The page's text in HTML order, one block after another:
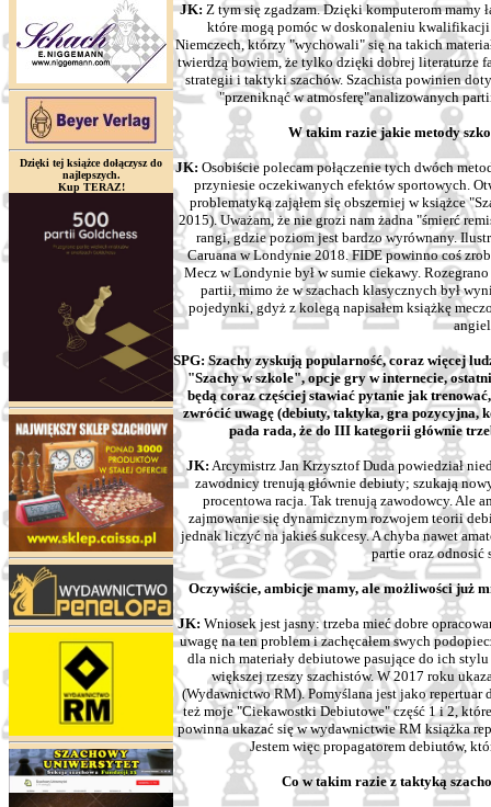
Dzięki tej książce dołączysz do
najlepszych.
Kup TERAZ!
JK: Z tym się zgadzam. Dzięki komputerom mamy
które mogą pomóc w doskonaleniu
Niemczech, którzy "wychowali" się na takich
twierdzą bowiem, że tylko dzięki dobrej literaturze
strategii i taktyki szachów. Szachista powinien
"przeniknąć w atmosferę"analizowanych
W takim razie jakie metody
JK: Osobiście polecam połączenie tych dwóch
przyniesie oczekiwanych efektów sportowych.
problematyką zająłem się obszerniej w książce
2015). Uważam, że nie grozi nam żadna "śmierć
rangi, gdzie poziom jest bardzo wyrównany.
Caruana w Londynie 2018. FIDE powinno coś
Mecz w Londynie był w sumie ciekawy.
partii, mimo że w szachach klasycznych był
pojedynki, gdyż z kolegą napisałem książkę
SPG: Szachy zyskują popularność, coraz więcej
"Szachy w szkole", opcje gry w internecie,
będą coraz częściej stawiać pytanie jak
zwrócić uwagę (debiuty, taktyka, gra pozycyjna,
pada rada, że do III kategorii głównie
JK: Arcymistrz Jan Krzysztof Duda powiedział
zawodnicy trenują głównie debiuty; szukają
procentowa racja. Tak trenują zawodowcy. Ale
zajmowanie się dynamicznym rozwojem teorii
jednak liczyć na jakieś sukcesy. A chyba nawet
partie oraz odnosić
Oczywiście, ambicje mamy, ale możliwości już
JK: Wniosek jest jasny: trzeba mieć dobre
uwagę na ten problem i zachęcałem swych
dla nich materiały debiutowe pasujące do ich
większej rzeszy szachistów. W 2017 roku
(Wydawnictwo RM). Pomyślana jest jako repertuar
też moje "Ciekawostki Debiutowe" część 1 i 2,
powinna ukazać się w wydawnictwie RM książka
Jestem więc propagatorem debiutów,
Co w takim razie z taktyką